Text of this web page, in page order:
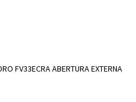
FV33ECRA ABERTURA EXTERNA